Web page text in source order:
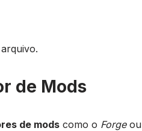
de Mods
de mods como o Forgeou